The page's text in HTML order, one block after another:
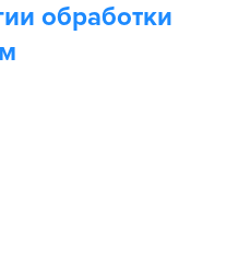
обработки